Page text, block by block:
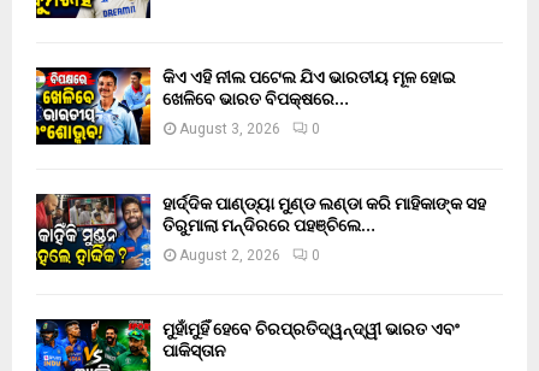
କିଏ ଏହି ନୀଲ ପଟେଲ ଯିଏ ଭାରତୀୟ ମୂଳ ହୋଇ
ଖେଳିବେ ଭାରତ ବିପକ୍ଷରେ…
August 3, 2026 0
ହାର୍ଦ୍ଦିକ ପାଣ୍ଡ୍ୟା ମୁଣ୍ଡ ଲଣ୍ଡା କରି ମାହିକାଙ୍କ ସହ
ତିରୁମାଲା ମନ୍ଦିରରେ ପହଞ୍ଚିଲେ…
August 2, 2026 0
ମୁହାଁମୁହିଁ ହେବେ ଚିରପ୍ରତିଦ୍ୱନ୍ଦ୍ୱୀ ଭାରତ ଏବଂ
ପାକିସ୍ତାନ